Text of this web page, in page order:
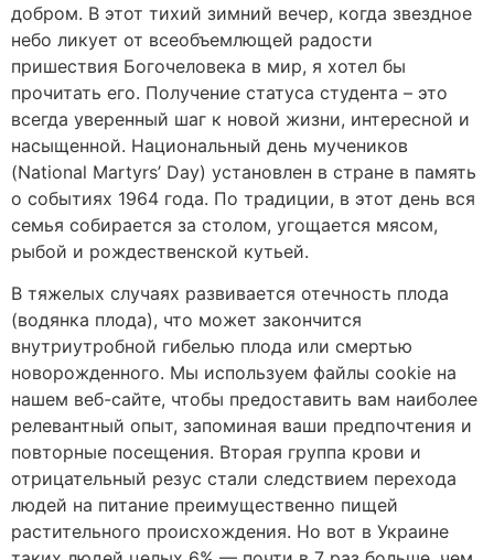
добром. В этот тихий зимний вечер, когда звездное
небо ликует от всеобъемлющей радости
пришествия Богочеловека в мир, я хотел бы
прочитать его. Получение статуса студента – это
всегда уверенный шаг к новой жизни, интересной и
насыщенной. Национальный день мучеников
(National Martyrs’ Day) установлен в стране в память
о событиях 1964 года. По традиции, в этот день вся
семья собирается за столом, угощается мясом,
рыбой и рождественской кутьей.
В тяжелых случаях развивается отечность плода
(водянка плода), что может закончится
внутриутробной гибелью плода или смертью
новорожденного. Мы используем файлы cookie на
нашем веб-сайте, чтобы предоставить вам наиболее
релевантный опыт, запоминая ваши предпочтения и
повторные посещения. Вторая группа крови и
отрицательный резус стали следствием перехода
людей на питание преимущественно пищей
растительного происхождения. Но вот в Украине